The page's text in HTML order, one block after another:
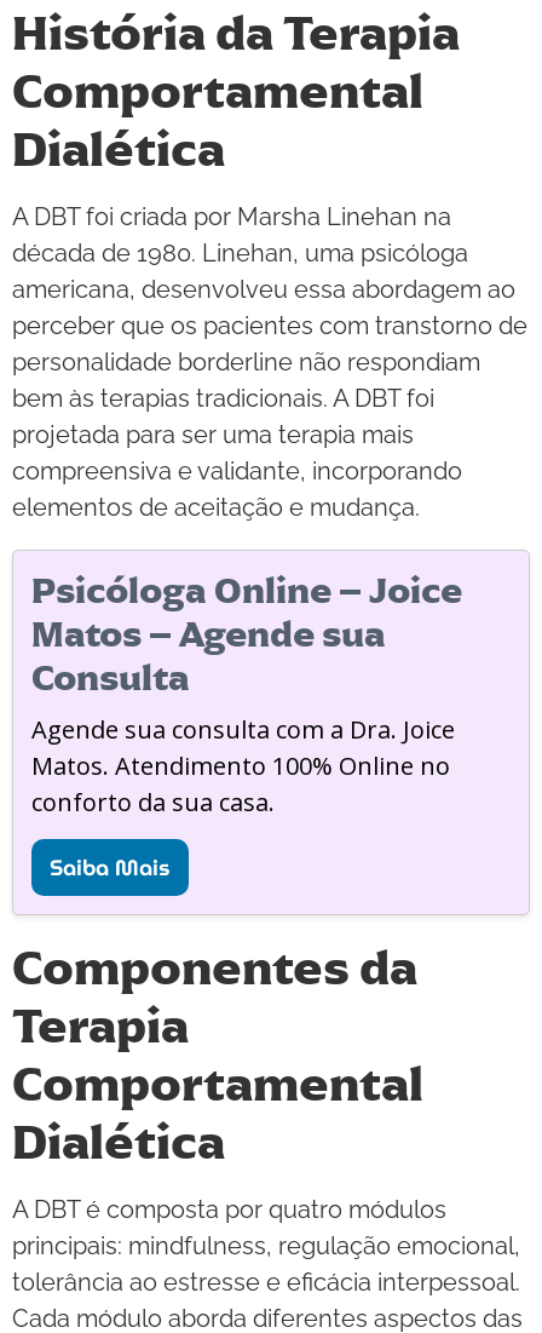
História da Terapia
Comportamental
Dialética
A DBT foi criada por Marsha Linehan na
década de 1980. Linehan, uma psicóloga
americana, desenvolveu essa abordagem ao
perceber que os pacientes com transtorno de
personalidade borderline não respondiam
bem às terapias tradicionais. A DBT foi
projetada para ser uma terapia mais
compreensiva e validante, incorporando
elementos de aceitação e mudança.
Psicóloga Online – Joice
Matos – Agende sua
Consulta
Agende sua consulta com a Dra. Joice
Matos. Atendimento 100% Online no
conforto da sua casa.
Saiba Mais
Componentes da
Terapia
Comportamental
Dialética
A DBT é composta por quatro módulos
principais: mindfulness, regulação emocional,
tolerância ao estresse e eficácia interpessoal.
Cada módulo aborda diferentes aspectos das